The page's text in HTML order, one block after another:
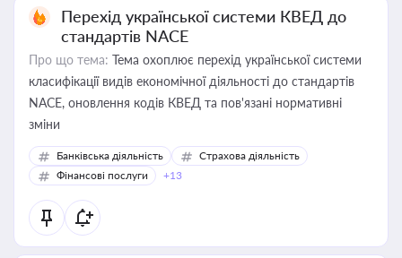
Перехід української системи КВЕД до
стандартів NACE
Про що тема: Тема охоплює перехід української системи
класифікації видів економічної діяльності до стандартів
NACE, оновлення кодів КВЕД та пов'язані нормативні
зміни
Банківська діяльність
Страхова діяльність
Фінансові послуги
+13